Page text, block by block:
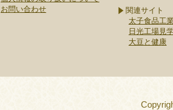
お問い合わせ
関連サイト
太子食品工
日光工場見
大豆と健康